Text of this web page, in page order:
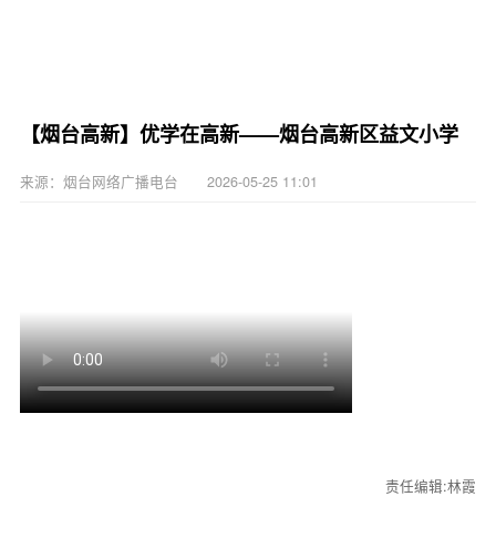
【烟台高新】优学在高新——烟台高新区益文小学
来源：烟台网络广播电台 2026-05-25 11:01
责任编辑:林霞